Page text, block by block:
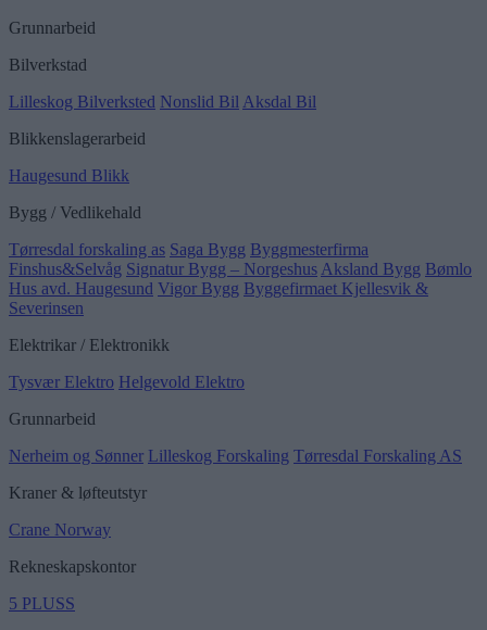
Grunnarbeid
Bilverkstad
Lilleskog Bilverksted Nonslid Bil Aksdal Bil
Blikkenslagerarbeid
Haugesund Blikk
Bygg / Vedlikehald
Tørresdal forskaling as Saga Bygg Byggmesterfirma
Finshus&Selvåg Signatur Bygg – Norgeshus Aksland Bygg Bømlo
Hus avd. Haugesund Vigor Bygg Byggefirmaet Kjellesvik &
Severinsen
Elektrikar / Elektronikk
Tysvær Elektro Helgevold Elektro
Grunnarbeid
Nerheim og Sønner Lilleskog Forskaling Tørresdal Forskaling AS
Kraner & løfteutstyr
Crane Norway
Rekneskapskontor
5 PLUSS